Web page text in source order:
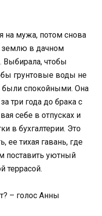
на мужа, потом снова
землю в дачном
Выбирала, чтобы
грунтовые воды не
были спокойными. Она
три года до брака с
себе в отпусках и
в бухгалтерии. Это
ее тихая гавань, где
поставить уютный
террасой.
– голос Анны